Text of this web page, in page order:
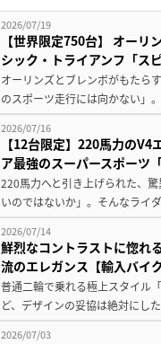
2026/07/19
【世界限定750台】 オー
シック・トライアンフ「ス
オーリンズとブレンボがもたら
のスポーツ走行には向かない」
2026/07/16
【12台限定】220馬力の
ア最強のスーパースポーツ
220馬力へと引き上げられた、
いのではないか」。そんなライ
2026/07/14
鮮烈なコントラストに惚れ
流のエレガンス【輸入バイク
普通二輪で乗れる極上スタイル
ど、デザインの妥協は絶対にし
2026/07/03